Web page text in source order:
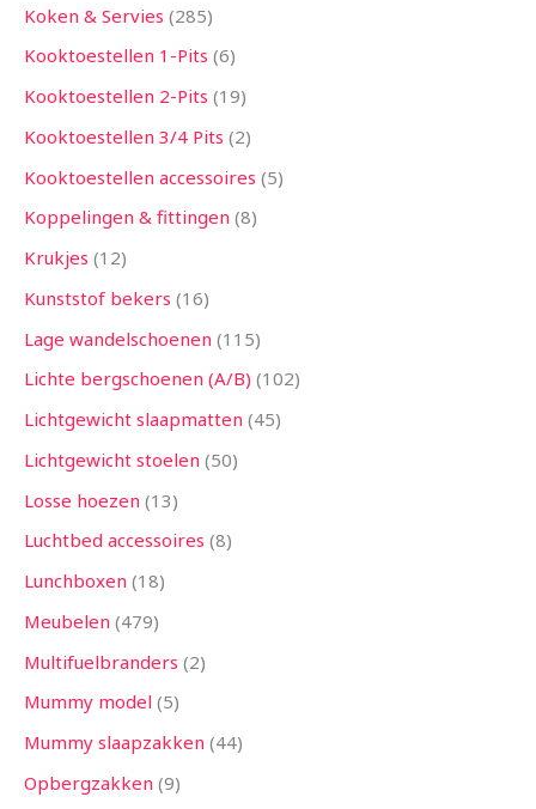
Koken & Servies 285
Kooktoestellen 1-Pits 6
Kooktoestellen 2-Pits 19
Kooktoestellen 3/4 Pits 2
Kooktoestellen accessoires 5
Koppelingen & fittingen 8
Krukjes 12
Kunststof bekers 16
Lage wandelschoenen 115
Lichte bergschoenen (A/B) 102
Lichtgewicht slaapmatten 45
Lichtgewicht stoelen 50
Losse hoezen 13
Luchtbed accessoires 8
Lunchboxen 18
Meubelen 479
Multifuelbranders 2
Mummy model 5
Mummy slaapzakken 44
Opbergzakken 9